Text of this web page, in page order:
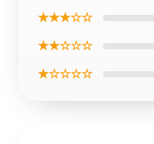
★★★☆☆
★★☆☆☆
★☆☆☆☆